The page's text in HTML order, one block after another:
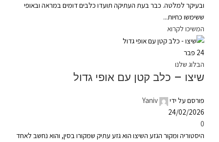
ובעיקר למלטה. כבר בעת העתיקה תועדו כלבים דומים במראה ובאופי
ששימשו כחיות...
המשיכו לקרוא
24 פבר
הבלוג שלנו
שיצו – כלב קטן עם אופי גדול
פורסם על ידי
Yaniv
24/02/2026
0
היסטוריה ומקור הגזע השיצו הוא גזע עתיק שמקורו בסין, והוא נחשב לאחד